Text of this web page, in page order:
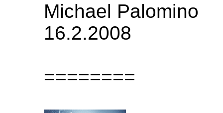
Michael Palomino
16.2.2008
========